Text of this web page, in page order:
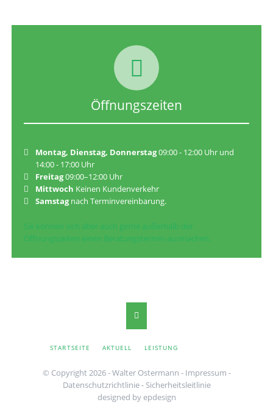
Öffnungszeiten
Montag, Dienstag, Donnerstag09:00 - 12:00 Uhr und
14:00 - 17:00 Uhr
Freitag09:00–12:00 Uhr
Mittwoch Keinen Kundenverkehr
Samstagnach Terminvereinbarung.
Sie können sich aber auch gerne außerhalb der
Öffnungszeiten einen Beratungstermin ausmachen.
NAVIGATION
STARTSEITE AKTUELL LEISTUNG
© Copyright 2026 - Walter Ostermann - Impressum -
Datenschutzrichtlinie- Sicherheitsleitlinie
designed by epdesign